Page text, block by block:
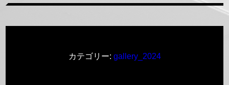
カテゴリー: gallery_2024